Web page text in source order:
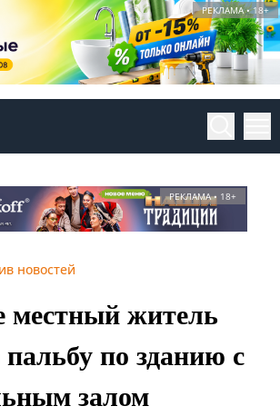
РЕКЛАМА • 18+
РЕКЛАМА • 18+
новостей
местный житель
по зданию с
залом